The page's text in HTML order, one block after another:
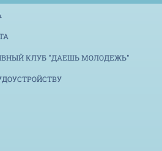
КЛУБ "ДАЕШЬ МОЛОДЕЖЬ"